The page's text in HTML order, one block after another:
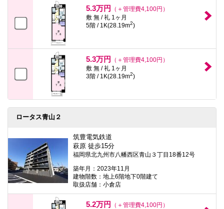
5.3万円
（＋管理費4,100円）
敷 無 / 礼 1ヶ月
5階 / 1K(28.19m2)
5.3万円
（＋管理費4,100円）
敷 無 / 礼 1ヶ月
3階 / 1K(28.19m2)
ロータス青山２
筑豊電気鉄道
萩原 徒歩15分
福岡県北九州市八幡西区青山３丁目18番12号
築年月：2023年11月
建物階数：地上6階地下0階建て
取扱店舗：小倉店
5.2万円
（＋管理費4,100円）